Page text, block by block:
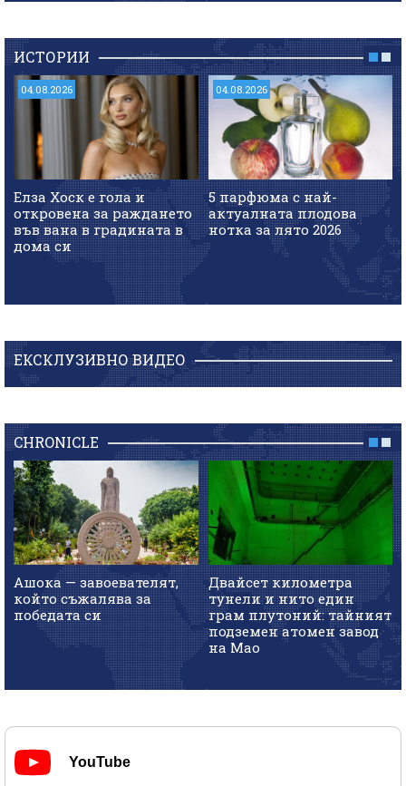
ИСТОРИИ
04.08.2026
Елза Хоск е гола и
откровена за раждането
във вана в градината в
дома си
04.08.2026
5 парфюма с най-
актуалната плодова
нотка за лято 2026
ЕКСКЛУЗИВНО ВИДЕО
CHRONICLE
Ашока — завоевателят,
който съжалява за
победата си
Двайсет километра
тунели и нито един
грам плутоний: тайният
подземен атомен завод
на Мао
YouTube